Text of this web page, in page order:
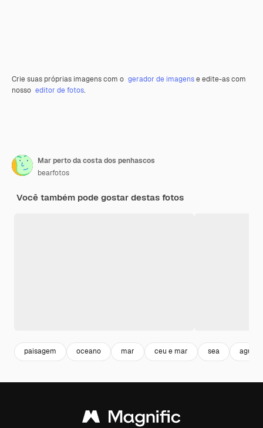
Crie suas próprias imagens com o gerador de imagense edite-as com
nosso editor de fotos.
Mar perto da costa dos penhascos
bearfotos
Você também pode gostar destas fotos
paisagem oceano mar ceu e mar sea agua